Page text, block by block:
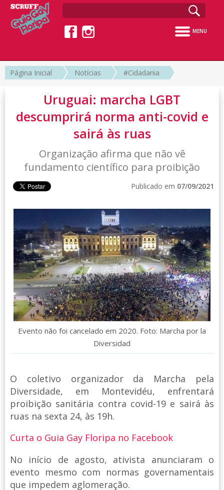
MENU
Página Inicial Notícias #Cidadania
Uruguai: marcha LGBT
descumprirá norma anti-covid e
sairá às ruas
Organização afirma que não vê
fundamento científico para proibição
Publicado em 07/09/2021
Evento não foi cancelado em 2020. Foto: Marcha por la
Diversidad
O coletivo organizador da Marcha pela
Diversidade, em Montevidéu, enfrentará
proibição sanitária contra covid-19 e sairá às
ruas na sexta 24, às 19h.
Curta o Guia Gay Floripa no Facebook
No início de agosto, ativista anunciaram o
evento mesmo com normas governamentais
que impedem aglomeração.